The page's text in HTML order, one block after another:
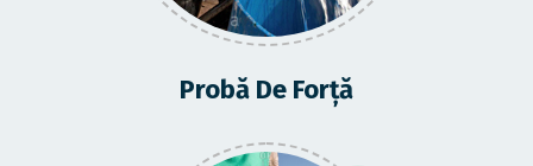
Probă De Forță